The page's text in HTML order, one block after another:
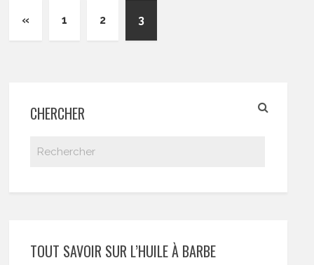
« 1 2 3
CHERCHER
TOUT SAVOIR SUR L’HUILE À BARBE